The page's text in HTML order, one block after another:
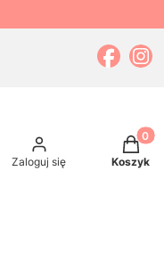
Zaloguj się Koszyk